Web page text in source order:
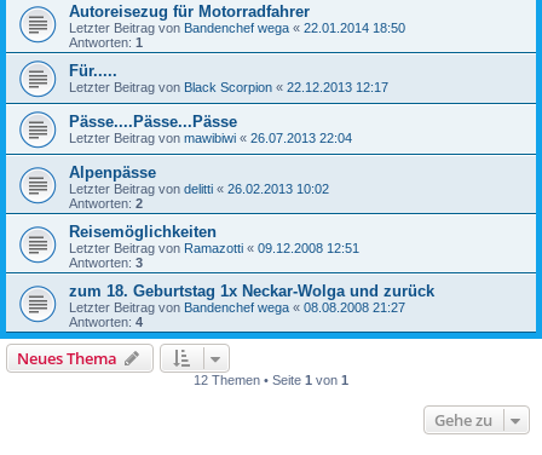
Autoreisezug für Motorradfahrer
Letzter Beitrag von Bandenchef wega « 22.01.2014 18:50
Antworten: 1
Für.....
Letzter Beitrag von Black Scorpion « 22.12.2013 12:17
Pässe....Pässe...Pässe
Letzter Beitrag von mawibiwi « 26.07.2013 22:04
Alpenpässe
Letzter Beitrag von delitti « 26.02.2013 10:02
Antworten: 2
Reisemöglichkeiten
Letzter Beitrag von Ramazotti « 09.12.2008 12:51
Antworten: 3
zum 18. Geburtstag 1x Neckar-Wolga und zurück
Letzter Beitrag von Bandenchef wega « 08.08.2008 21:27
Antworten: 4
Neues Thema
12 Themen • Seite 1 von 1
Gehe zu